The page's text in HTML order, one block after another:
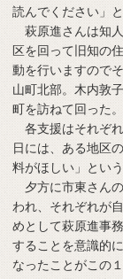
読んでください」
萩原進さんは知
区を回って旧知の
動を行いますので
山町北部。木内敦
町を訪ねて回った。
各支援はそれぞ
日には、ある地区
料がほしい」とい
夕方に市東さん
われ、それぞれが
めとして萩原進事
することを意識的
なったことがこの